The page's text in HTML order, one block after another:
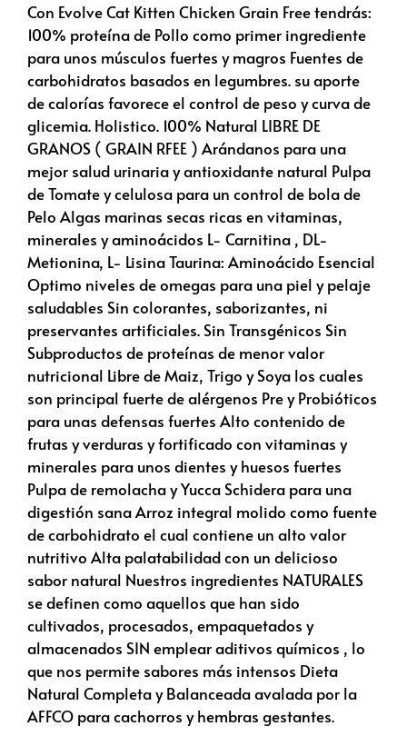
Con Evolve Cat Kitten Chicken Grain Free tendrás:
100% proteína de Pollo como primer ingrediente
para unos músculos fuertes y magros Fuentes de
carbohidratos basados en legumbres. su aporte
de calorías favorece el control de peso y curva de
glicemia. Holistico. 100% Natural LIBRE DE
GRANOS ( GRAIN RFEE ) Arándanos para una
mejor salud urinaria y antioxidante natural Pulpa
de Tomate y celulosa para un control de bola de
Pelo Algas marinas secas ricas en vitaminas,
minerales y aminoácidos L- Carnitina , DL-
Metionina, L- Lisina Taurina: Aminoácido Esencial
Optimo niveles de omegas para una piel y pelaje
saludables Sin colorantes, saborizantes, ni
preservantes artificiales. Sin Transgénicos Sin
Subproductos de proteínas de menor valor
nutricional Libre de Maiz, Trigo y Soya los cuales
son principal fuerte de alérgenos Pre y Probióticos
para unas defensas fuertes Alto contenido de
frutas y verduras y fortificado con vitaminas y
minerales para unos dientes y huesos fuertes
Pulpa de remolacha y Yucca Schidera para una
digestión sana Arroz integral molido como fuente
de carbohidrato el cual contiene un alto valor
nutritivo Alta palatabilidad con un delicioso
sabor natural Nuestros ingredientes NATURALES
se definen como aquellos que han sido
cultivados, procesados, empaquetados y
almacenados SIN emplear aditivos químicos , lo
que nos permite sabores más intensos Dieta
Natural Completa y Balanceada avalada por la
AFFCO para cachorros y hembras gestantes.